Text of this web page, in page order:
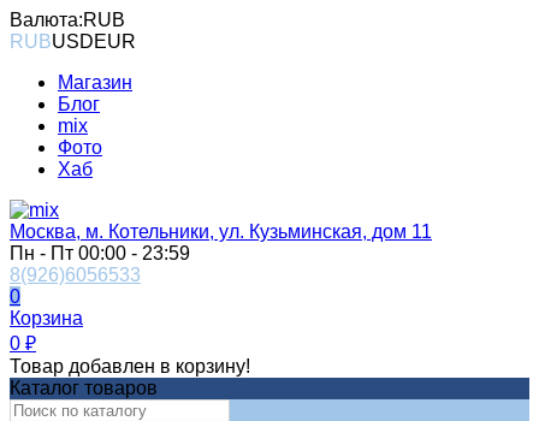
Валюта:RUB
RUBUSDEUR
Магазин
Блог
mix
Фото
Хаб
Москва, м. Котельники, ул. Кузьминская, дом 11
Пн - Пт 00:00 - 23:59
8(926)6056533
0
Корзина
0 ₽
Товар добавлен в корзину!
Каталог товаров